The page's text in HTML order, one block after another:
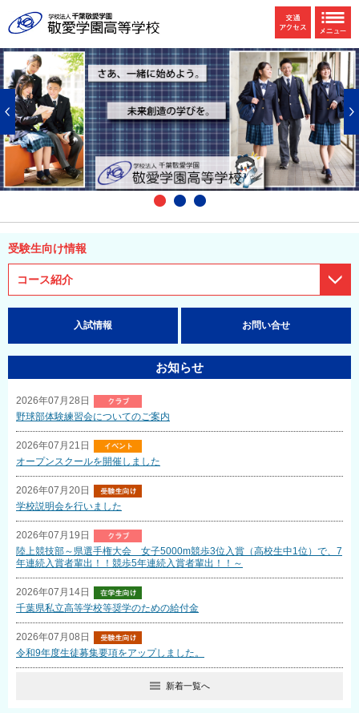
受験生向け情報
コース紹介
入試情報 お問い合せ
お知らせ
2026年07月28日
野球部体験練習会についてのご案内
2026年07月21日
オープンスクールを開催しました
2026年07月20日
学校説明会を行いました
2026年07月19日
陸上競技部～県選手権大会 女子5000m競歩3位入賞（高校生中1位）で、7
年連続入賞者輩出！！競歩5年連続入賞者輩出！！～
2026年07月14日
千葉県私立高等学校等奨学のための給付金
2026年07月08日
令和9年度生徒募集要項をアップしました。
新着一覧へ